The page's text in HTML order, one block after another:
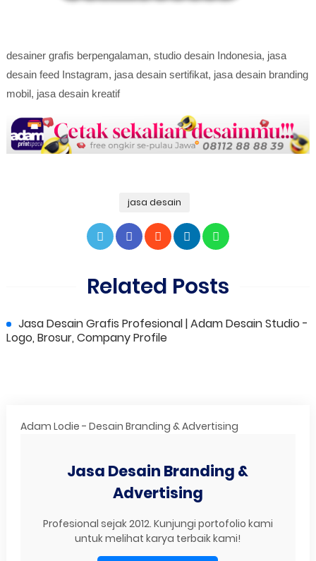
desainer grafis berpengalaman, studio desain Indonesia, jasa
desain feed Instagram, jasa desain sertifikat, jasa desain branding
mobil, jasa desain kreatif
jasa desain
Related Posts
Jasa Desain Grafis Profesional | Adam Desain Studio -
Logo, Brosur, Company Profile
Adam Lodie - Desain Branding & Advertising
Jasa Desain Branding &
Advertising
Profesional sejak 2012. Kunjungi portofolio kami
untuk melihat karya terbaik kami!